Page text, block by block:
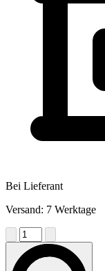
Bei Lieferant
Versand: 7 Werktage